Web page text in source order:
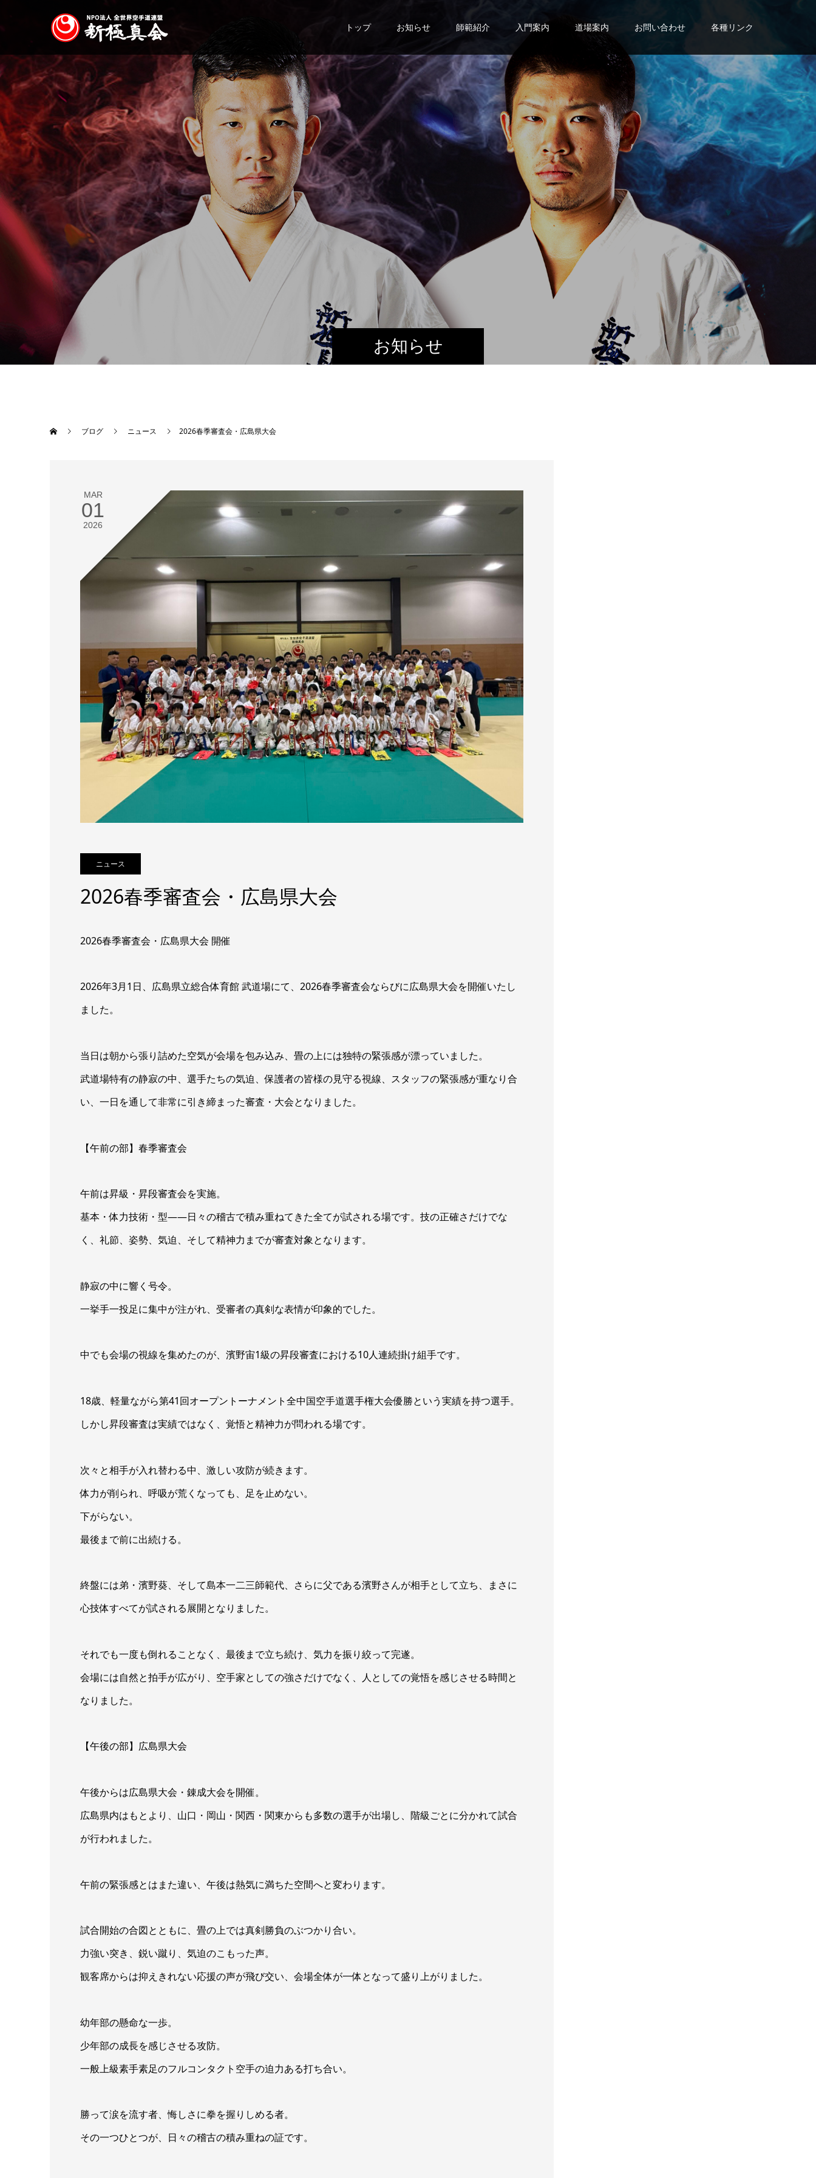
トップ お知らせ 師範紹介 入門案内 道場案内 お問い合わせ 各種リンク
お知らせ
ブログ ニュース 2026春季審査会・広島県大会
MAR
01
2026
ニュース
2026春季審査会・広島県大会
2026春季審査会・広島県大会 開催
2026年3月1日、広島県立総合体育館 武道場にて、2026春季審査会ならびに広島県大会を開催いたし
ました。
当日は朝から張り詰めた空気が会場を包み込み、畳の上には独特の緊張感が漂っていました。
武道場特有の静寂の中、選手たちの気迫、保護者の皆様の見守る視線、スタッフの緊張感が重なり合
い、一日を通して非常に引き締まった審査・大会となりました。
【午前の部】春季審査会
午前は昇級・昇段審査会を実施。
基本・体力技術・型――日々の稽古で積み重ねてきた全てが試される場です。技の正確さだけでな
く、礼節、姿勢、気迫、そして精神力までが審査対象となります。
静寂の中に響く号令。
一挙手一投足に集中が注がれ、受審者の真剣な表情が印象的でした。
中でも会場の視線を集めたのが、濱野宙1級の昇段審査における10人連続掛け組手です。
18歳、軽量ながら第41回オープントーナメント全中国空手道選手権大会優勝という実績を持つ選手。
しかし昇段審査は実績ではなく、覚悟と精神力が問われる場です。
次々と相手が入れ替わる中、激しい攻防が続きます。
体力が削られ、呼吸が荒くなっても、足を止めない。
下がらない。
最後まで前に出続ける。
終盤には弟・濱野葵、そして島本一二三師範代、さらに父である濱野さんが相手として立ち、まさに
心技体すべてが試される展開となりました。
それでも一度も倒れることなく、最後まで立ち続け、気力を振り絞って完遂。
会場には自然と拍手が広がり、空手家としての強さだけでなく、人としての覚悟を感じさせる時間と
なりました。
【午後の部】広島県大会
午後からは広島県大会・錬成大会を開催。
広島県内はもとより、山口・岡山・関西・関東からも多数の選手が出場し、階級ごとに分かれて試合
が行われました。
午前の緊張感とはまた違い、午後は熱気に満ちた空間へと変わります。
試合開始の合図とともに、畳の上では真剣勝負のぶつかり合い。
力強い突き、鋭い蹴り、気迫のこもった声。
観客席からは抑えきれない応援の声が飛び交い、会場全体が一体となって盛り上がりました。
幼年部の懸命な一歩。
少年部の成長を感じさせる攻防。
一般上級素手素足のフルコンタクト空手の迫力ある打ち合い。
勝って涙を流す者、悔しさに拳を握りしめる者。
その一つひとつが、日々の稽古の積み重ねの証です。